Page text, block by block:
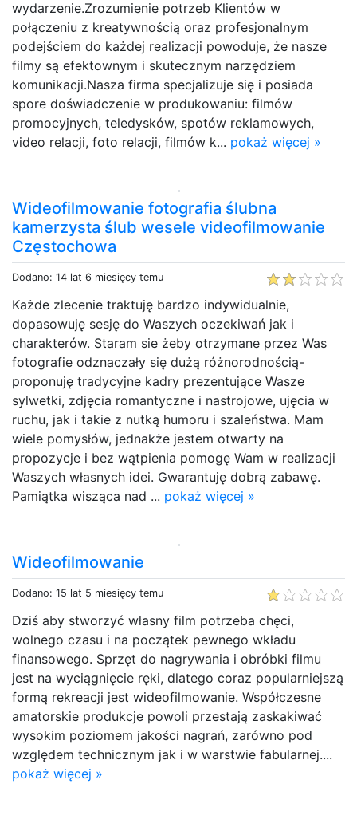
wydarzenie.Zrozumienie potrzeb Klientów w
połączeniu z kreatywnością oraz profesjonalnym
podejściem do każdej realizacji powoduje, że nasze
filmy są efektownym i skutecznym narzędziem
komunikacji.Nasza firma specjalizuje się i posiada
spore doświadczenie w produkowaniu: filmów
promocyjnych, teledysków, spotów reklamowych,
video relacji, foto relacji, filmów k... pokaż więcej »
Wideofilmowanie fotografia ślubna
kamerzysta ślub wesele videofilmowanie
Częstochowa
Dodano: 14 lat 6 miesięcy temu
Każde zlecenie traktuję bardzo indywidualnie,
dopasowuję sesję do Waszych oczekiwań jak i
charakterów. Staram sie żeby otrzymane przez Was
fotografie odznaczały się dużą różnorodnością-
proponuję tradycyjne kadry prezentujące Wasze
sylwetki, zdjęcia romantyczne i nastrojowe, ujęcia w
ruchu, jak i takie z nutką humoru i szaleństwa. Mam
wiele pomysłów, jednakże jestem otwarty na
propozycje i bez wątpienia pomogę Wam w realizacji
Waszych własnych idei. Gwarantuję dobrą zabawę.
Pamiątka wisząca nad ... pokaż więcej »
Wideofilmowanie
Dodano: 15 lat 5 miesięcy temu
Dziś aby stworzyć własny film potrzeba chęci,
wolnego czasu i na początek pewnego wkładu
finansowego. Sprzęt do nagrywania i obróbki filmu
jest na wyciągnięcie ręki, dlatego coraz popularniejszą
formą rekreacji jest wideofilmowanie. Współczesne
amatorskie produkcje powoli przestają zaskakiwać
wysokim poziomem jakości nagrań, zarówno pod
względem technicznym jak i w warstwie fabularnej....
pokaż więcej »